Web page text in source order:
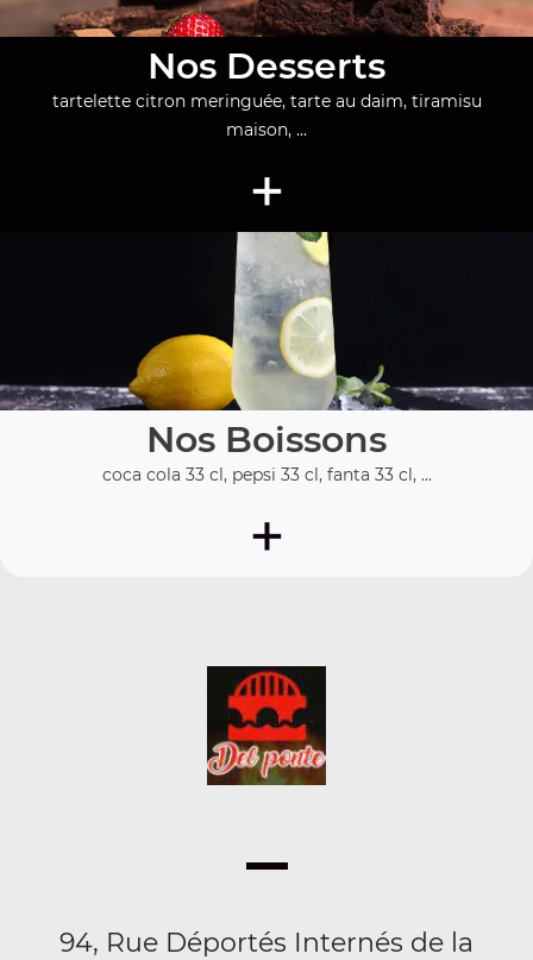
Nos Desserts
tartelette citron meringuée, tarte au daim, tiramisu
maison, ...
+
Nos Boissons
coca cola 33 cl, pepsi 33 cl, fanta 33 cl, ...
+
94, Rue Déportés Internés de la